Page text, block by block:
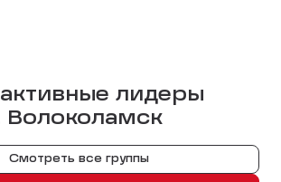
лидеры
Волоколамск
Смотреть все группы